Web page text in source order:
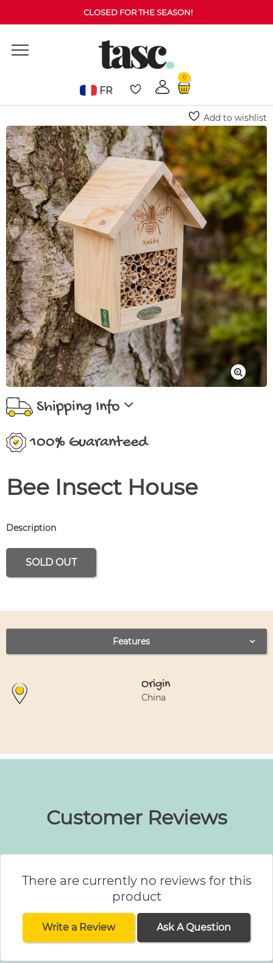
CLOSED FOR THE SEASON!
FR
0
Garden Essentials Pollinators Bee Insect House
Add to wishlist
Shipping Info
100% Guaranteed
Bee Insect House
Description
SOLD OUT
Use left and right arrows to navigate between tabs.
Features
Origin
China
Customer Reviews
There are currently no reviews for this
product
Write a Review Ask A Question